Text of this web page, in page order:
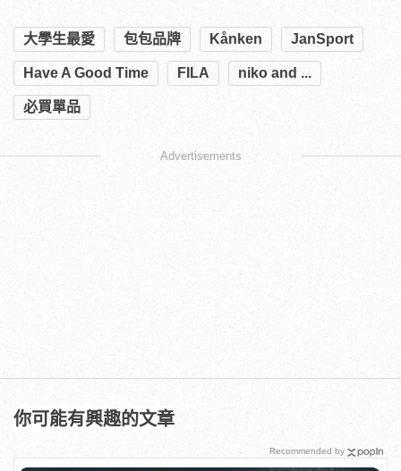
大學生最愛 包包品牌 Kånken JanSport
Have A Good Time FILA niko and ...
必買單品
Advertisements
你可能有興趣的文章
Recommended by